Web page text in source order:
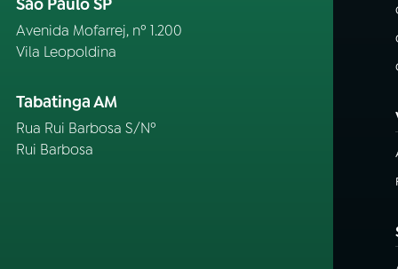
São Paulo SP
Avenida Mofarrej, nº 1.200
Vila Leopoldina
Tabatinga AM
Rua Rui Barbosa S/Nº
Rui Barbosa